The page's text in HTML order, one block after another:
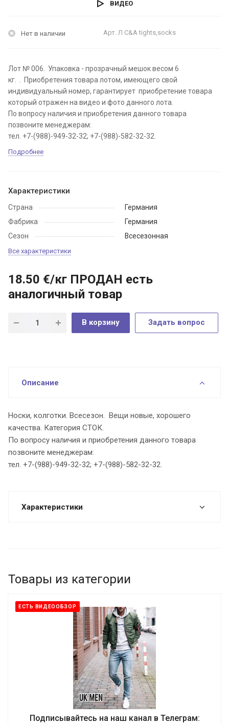
ВИДЕО
Нет в наличии Арт. Л C&A tights,socks
Лот № 006. Упаковка - прозрачный мешок весом 6
кг. . Приобретения товара лотом, имеющего свой
индивидуальный номер, гарантирует приобретение товара
который отражен на видео и фото данного лота.
По вопросу наличия и приобретения данного товара
позвоните менеджерам:
тел. +7-(988)-949-32-32; +7-(988)-582-32-32.
Подробнее
Характеристики
Страна
Германия
Фабрика
Германия
Сезон
Всесезонная
Все характеристики
18.50 €/кг ПРОДАН есть
аналогичный товар
В корзину Задать вопрос
Описание
Носки, колготки. Всесезон. Вещи новые, хорошего
качества. Категория СТОК.
По вопросу наличия и приобретения данного товара
позвоните менеджерам:
тел. +7-(988)-949-32-32; +7-(988)-582-32-32.
Характеристики
Товары из категории
ЕСТЬ ВИДЕООБЗОР
Подписывайтесь на наш канал в Телеграм: